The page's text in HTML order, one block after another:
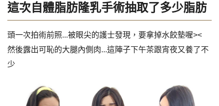
這次自體脂肪隆乳手術抽取了多少脂肪
頭一次拍術前照...被眼尖的護士發現，要拿掉水餃墊喔><
然後露出可恥的大腿內側肉...這陣子下午茶跟宵夜又養了不
少